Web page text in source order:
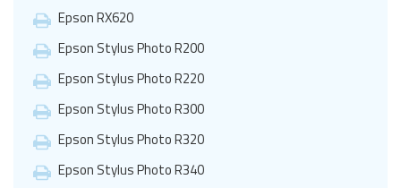
Epson RX620
Epson Stylus Photo R200
Epson Stylus Photo R220
Epson Stylus Photo R300
Epson Stylus Photo R320
Epson Stylus Photo R340